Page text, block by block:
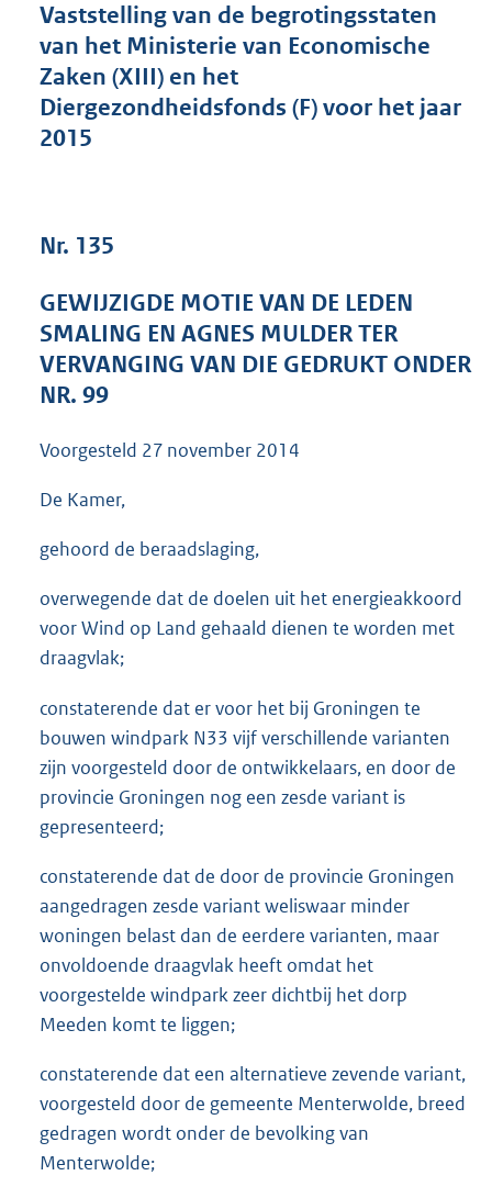
s
g
o
o
b
Vaststelling van de begrotingsstaten
van het Ministerie van Economische
Zaken (XIII) en het
Diergezondheidsfonds (F) voor het jaar
2015
Nr. 135
GEWIJZIGDE MOTIE VAN DE LEDEN
SMALING EN AGNES MULDER TER
VERVANGING VAN DIE GEDRUKT ONDER
NR. 99
Voorgesteld 27 november 2014
De Kamer,
gehoord de beraadslaging,
overwegende dat de doelen uit het energieakkoord
voor Wind op Land gehaald dienen te worden met
draagvlak;
constaterende dat er voor het bij Groningen te
bouwen windpark N33 vijf verschillende varianten
zijn voorgesteld door de ontwikkelaars, en door de
provincie Groningen nog een zesde variant is
gepresenteerd;
constaterende dat de door de provincie Groningen
aangedragen zesde variant weliswaar minder
woningen belast dan de eerdere varianten, maar
onvoldoende draagvlak heeft omdat het
voorgestelde windpark zeer dichtbij het dorp
Meeden komt te liggen;
constaterende dat een alternatieve zevende variant,
voorgesteld door de gemeente Menterwolde, breed
gedragen wordt onder de bevolking van
Menterwolde;